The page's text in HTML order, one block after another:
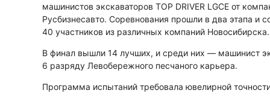
машинистов экскаваторов TOP DRIVER LGCE от
Русбизнесавто. Соревнования прошли в два этапа и
40 участников из различных компаний Новосибирска.
В финал вышли 14 лучших, и среди них — машинист
6 разряду Левобережного песчаного карьера.
Программа испытаний требовала ювелирной